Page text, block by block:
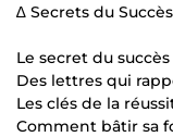
∆ Secrets du
Le secret du succès
Des lettres qui
Les clés de la
Comment bâtir sa